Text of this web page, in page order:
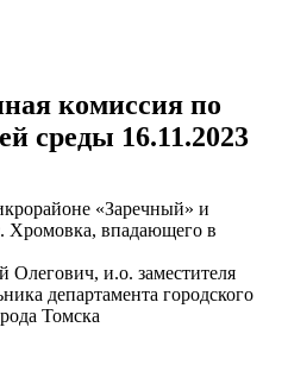
комиссия по
среды 16.11.2023
«Заречный» и
Хромовка, впадающего в
и.о. заместителя
департамента городского
Томска